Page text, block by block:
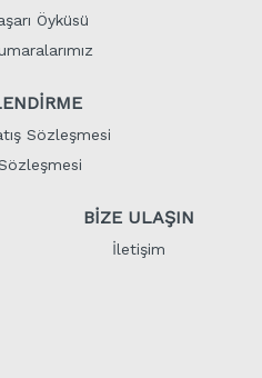
Öyküsü
Sözleşmesi
BİZE ULAŞIN
İletişim